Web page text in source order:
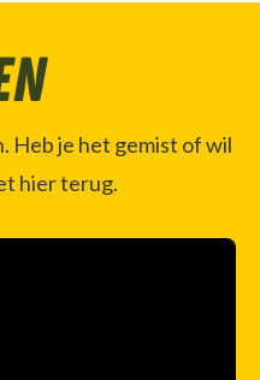
Heb je het gemist of wil
hier terug.